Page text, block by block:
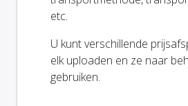
etc.
U kunt verschillende
elk uploaden en ze naar
gebruiken.